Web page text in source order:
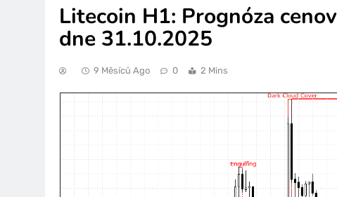
Litecoin H1: Prognóza
dne 31.10.2025
9 Měsíců Ago 0 2 Mins